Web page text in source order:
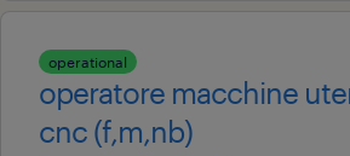
operational
operatore macchine
cnc (f,m,nb)